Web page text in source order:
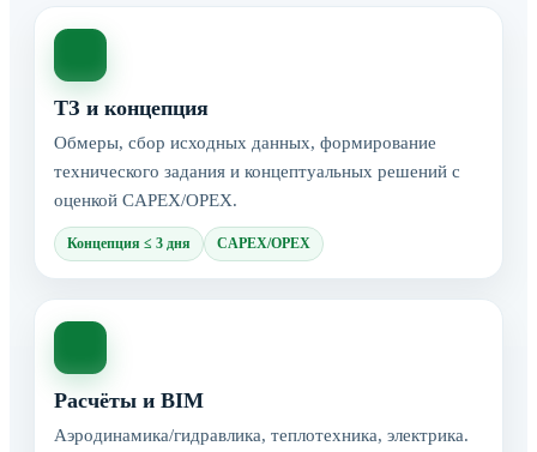
ТЗ и концепция
Обмеры, сбор исходных данных, формирование
технического задания и концептуальных решений с
оценкой CAPEX/OPEX.
Концепция ≤ 3 дня CAPEX/OPEX
Расчёты и BIM
Аэродинамика/гидравлика, теплотехника, электрика.